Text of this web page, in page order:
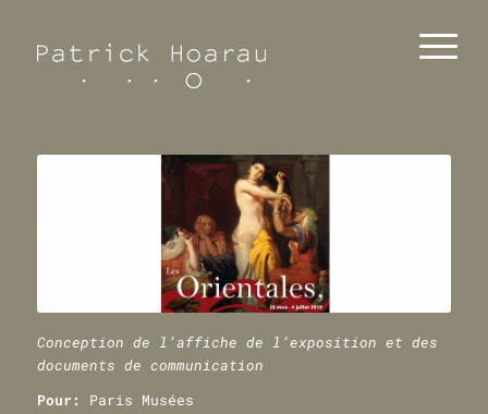
Conception de l’affiche de l’exposition et des
documents de communication
Pour:
Paris Musées